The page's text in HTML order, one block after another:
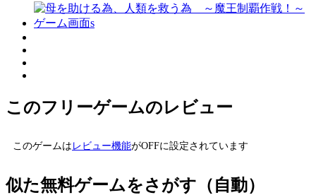
このフリーゲームのレビュー
このゲームは レビュー機能がOFFに設定されています
似た無料ゲームをさがす（自動）